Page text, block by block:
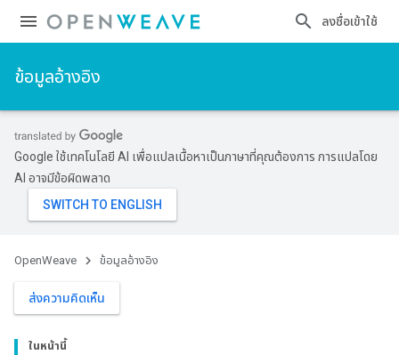
ลงชื่อเข้าใช้
ข้อมูลอ้างอิง
Google ใช้เทคโนโลยี AI เพื่อแปลเนื้อหาเป็นภาษาที่คุณต้องการ การแปลโดย
AI อาจมีข้อผิดพลาด
OpenWeave ข้อมูลอ้างอิง
ส่งความคิดเห็น
ในหน้านี้